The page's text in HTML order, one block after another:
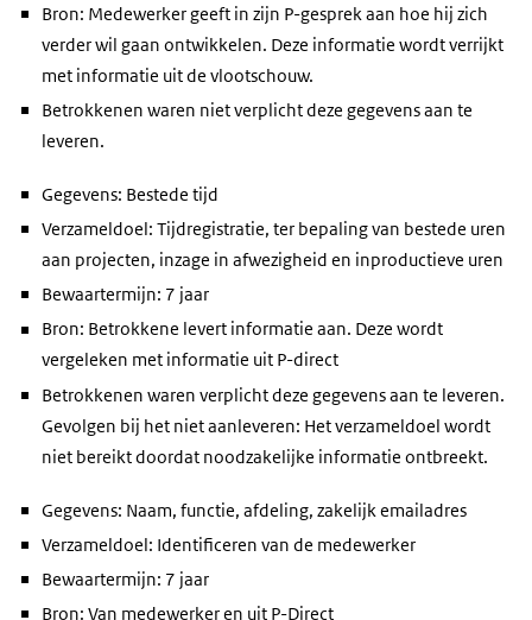
Bron: Medewerker geeft in zijn P-gesprek aan hoe hij zich
verder wil gaan ontwikkelen. Deze informatie wordt verrijkt
met informatie uit de vlootschouw.
Betrokkenen waren niet verplicht deze gegevens aan te
leveren.
Gegevens: Bestede tijd
Verzameldoel: Tijdregistratie, ter bepaling van bestede uren
aan projecten, inzage in afwezigheid en inproductieve uren
Bewaartermijn: 7 jaar
Bron: Betrokkene levert informatie aan. Deze wordt
vergeleken met informatie uit P-direct
Betrokkenen waren verplicht deze gegevens aan te leveren.
Gevolgen bij het niet aanleveren: Het verzameldoel wordt
niet bereikt doordat noodzakelijke informatie ontbreekt.
Gegevens: Naam, functie, afdeling, zakelijk emailadres
Verzameldoel: Identificeren van de medewerker
Bewaartermijn: 7 jaar
Bron: Van medewerker en uit P-Direct